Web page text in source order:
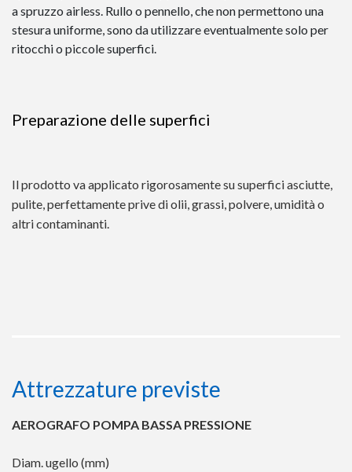
a spruzzo airless. Rullo o pennello, che non permettono una
stesura uniforme, sono da utilizzare eventualmente solo per
ritocchi o piccole superfici.
Preparazione delle superfici
Il prodotto va applicato rigorosamente su superfici asciutte,
pulite, perfettamente prive di olii, grassi, polvere, umidità o
altri contaminanti.
Attrezzature previste
AEROGRAFO POMPA BASSA PRESSIONE
Diam. ugello (mm)